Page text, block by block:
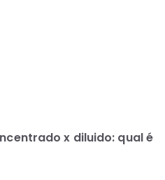
x diluido: qual é